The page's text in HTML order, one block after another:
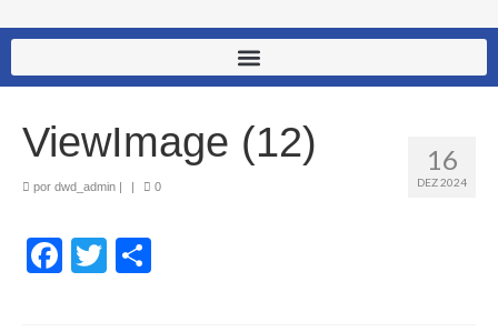
16
DEZ 2024
ViewImage (12)
por dwd_admin 0
Facebook
Twitter